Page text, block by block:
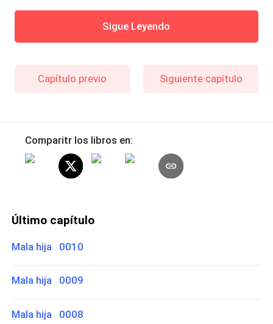
Sigue Leyendo
Capítulo previo Siguiente capítulo
Comparitr los libros en:
Último capítulo
Mala hija 0010
Mala hija 0009
Mala hija 0008